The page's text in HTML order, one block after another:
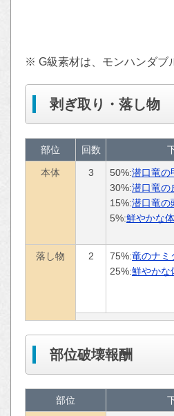
※ G級素材は、モンハンダブ
剥ぎ取り・落し物
部位 回数
本体 3 50%:潜口竜の
30%:潜口竜の
15%:潜口竜の
5%:鮮やかな
落し物 2 75%:竜のナミ
25%:鮮やかな
部位破壊報酬
部位